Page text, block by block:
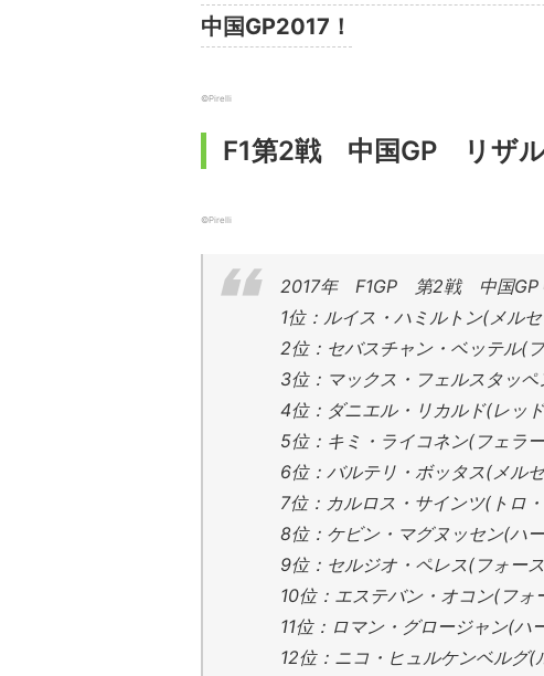
中国GP2017！
©Pirelli
F1第2戦 中国GP リザ
©Pirelli
2017年 F1GP 第2戦 中国GP
1位：ルイス・ハミルトン(メル
2位：セバスチャン・ベッテル(
3位：マックス・フェルスタッ
4位：ダニエル・リカルド(レッ
5位：キミ・ライコネン(フェラ
6位：バルテリ・ボッタス(メル
7位：カルロス・サインツ(トロ
8位：ケビン・マグヌッセン(ハ
9位：セルジオ・ペレス(フォー
10位：エステバン・オコン(フォ
11位：ロマン・グロージャン(ハ
12位：ニコ・ヒュルケンベルグ(